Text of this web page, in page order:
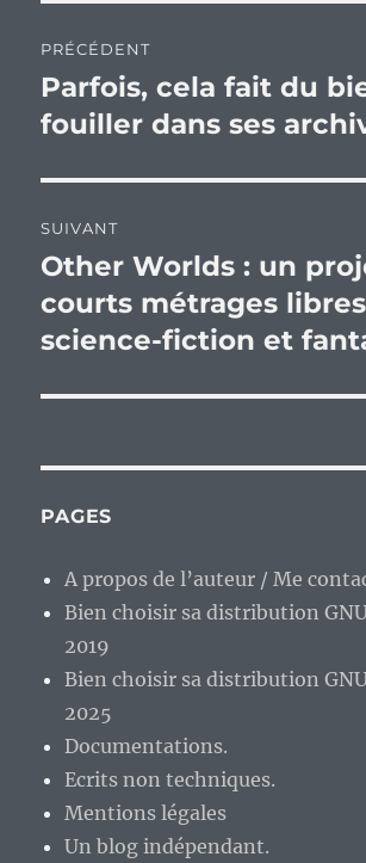
de
l’article
PRÉCÉDENT
Publication
précédente :
Parfois, cela fait du
fouiller dans ses
SUIVANT
Publication
suivante :
Other Worlds : un
courts métrages
science-fiction et
PAGES
A propos de l’auteur / Me
Bien choisir sa distribution
2019
Bien choisir sa distribution
2025
Documentations.
Ecrits non techniques.
Mentions légales
Un blog indépendant.